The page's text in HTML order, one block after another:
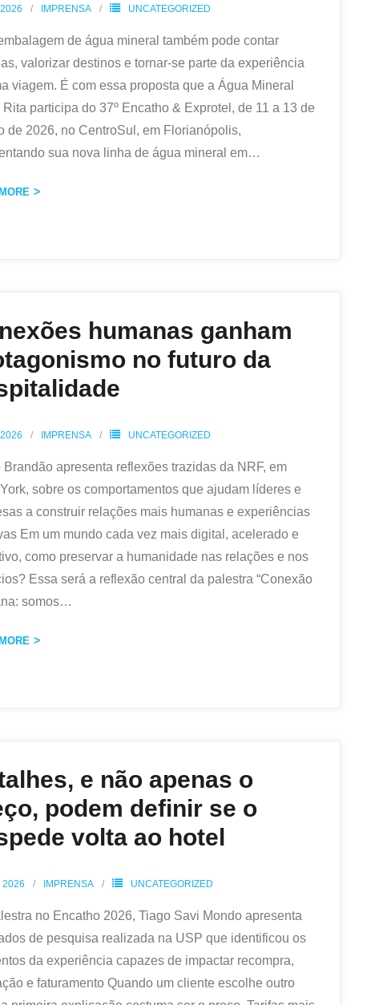
IMPRENSA UNCATEGORIZED
de água mineral também pode contar
valorizar destinos e tornar-se parte da experiência
viagem. É com essa proposta que a Água Mineral
Rita participa do 37º Encatho & Exprotel, de 11 a 13 de
de 2026, no CentroSul, em Florianópolis,
sua nova linha de água mineral em…
humanas ganham
no futuro da
IMPRENSA UNCATEGORIZED
Brandão apresenta reflexões trazidas da NRF, em
sobre os comportamentos que ajudam líderes e
a construir relações mais humanas e experiências
Em um mundo cada vez mais digital, acelerado e
como preservar a humanidade nas relações e nos
Essa será a reflexão central da palestra “Conexão
somos…
e não apenas o
podem definir se o
volta ao hotel
2026 IMPRENSA UNCATEGORIZED
no Encatho 2026, Tiago Savi Mondo apresenta
de pesquisa realizada na USP que identificou os
da experiência capazes de impactar recompra,
e faturamento Quando um cliente escolhe outro